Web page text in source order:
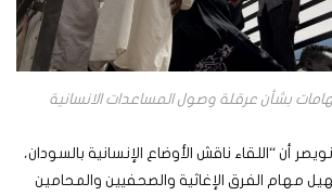
بشأن عرقلة وصول المساعدات الانسانية
أن “اللقاء ناقش الأوضاع الإنسانية بالسودان،
مهام الفرق الإغاثية والصحفيين والمحامين